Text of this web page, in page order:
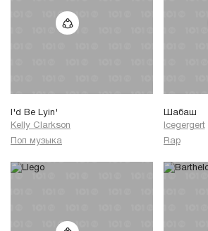
I'd Be Lyin'
Kelly Clarkson
Поп музыка
Шабаш
Icegergert
Rap